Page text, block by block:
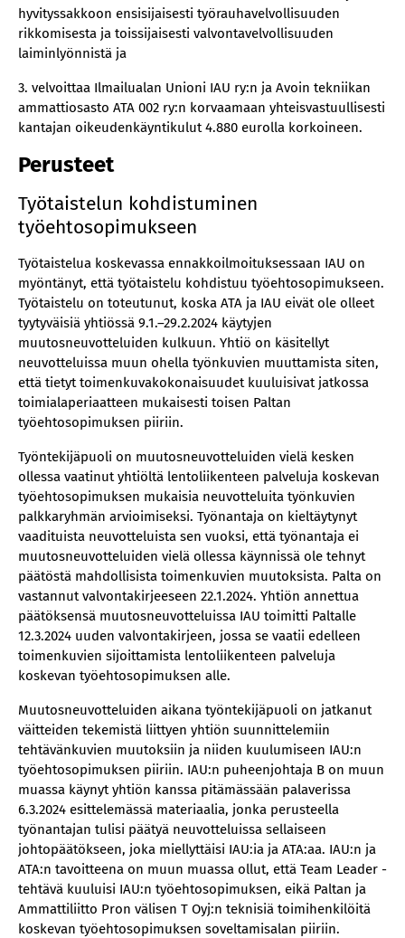
hyvityssakkoon ensisijaisesti työrauhavelvollisuuden
rikkomisesta ja toissijaisesti valvontavelvollisuuden
laiminlyönnistä ja
3. velvoittaa Ilmailualan Unioni IAU ry:n ja Avoin tekniikan
ammattiosasto ATA 002 ry:n korvaamaan yhteisvastuullisesti
kantajan oikeudenkäyntikulut 4.880 eurolla korkoineen.
Perusteet
Työtaistelun kohdistuminen
työehtosopimukseen
Työtaistelua koskevassa ennakkoilmoituksessaan IAU on
myöntänyt, että työtaistelu kohdistuu työehtosopimukseen.
Työtaistelu on toteutunut, koska ATA ja IAU eivät ole olleet
tyytyväisiä yhtiössä 9.1.–29.2.2024 käytyjen
muutosneuvotteluiden kulkuun. Yhtiö on käsitellyt
neuvotteluissa muun ohella työnkuvien muuttamista siten,
että tietyt toimenkuvakokonaisuudet kuuluisivat jatkossa
toimialaperiaatteen mukaisesti toisen Paltan
työehtosopimuksen piiriin.
Työntekijäpuoli on muutosneuvotteluiden vielä kesken
ollessa vaatinut yhtiöltä lentoliikenteen palveluja koskevan
työehtosopimuksen mukaisia neuvotteluita työnkuvien
palkkaryhmän arvioimiseksi. Työnantaja on kieltäytynyt
vaadituista neuvotteluista sen vuoksi, että työnantaja ei
muutosneuvotteluiden vielä ollessa käynnissä ole tehnyt
päätöstä mahdollisista toimenkuvien muutoksista. Palta on
vastannut valvontakirjeeseen 22.1.2024. Yhtiön annettua
päätöksensä muutosneuvotteluissa IAU toimitti Paltalle
12.3.2024 uuden valvontakirjeen, jossa se vaatii edelleen
toimenkuvien sijoittamista lentoliikenteen palveluja
koskevan työehtosopimuksen alle.
Muutosneuvotteluiden aikana työntekijäpuoli on jatkanut
väitteiden tekemistä liittyen yhtiön suunnittelemiin
tehtävänkuvien muutoksiin ja niiden kuulumiseen IAU:n
työehtosopimuksen piiriin. IAU:n puheenjohtaja B on muun
muassa käynyt yhtiön kanssa pitämässään palaverissa
6.3.2024 esittelemässä materiaalia, jonka perusteella
työnantajan tulisi päätyä neuvotteluissa sellaiseen
johtopäätökseen, joka miellyttäisi IAU:ia ja ATA:aa. IAU:n ja
ATA:n tavoitteena on muun muassa ollut, että Team Leader -
tehtävä kuuluisi IAU:n työehtosopimuksen, eikä Paltan ja
Ammattiliitto Pron välisen T Oyj:n teknisiä toimihenkilöitä
koskevan työehtosopimuksen soveltamisalan piiriin.